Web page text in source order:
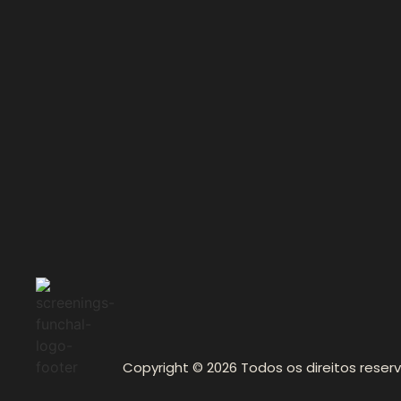
Copyright © 2026 Todos os direitos